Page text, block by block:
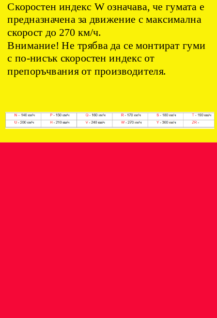
Скоростен индекс W означава, че гумата е
предназначена за движение с максимална
скорост до 270 км/ч.
Внимание! Не трябва да се монтират гуми
с по-нисък скоростен индекс от
препоръчвания от производителя.